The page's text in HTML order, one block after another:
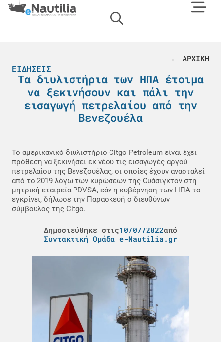
← ΑΡΧΙΚΗ
ΕΙΔΉΣΕΙΣ
Τα διυλιστήρια των ΗΠΑ έτοιμα
να ξεκινήσουν και πάλι την
εισαγωγή πετρελαίου από την
Βενεζουέλα
Το αμερικανικό διυλιστήριο Citgo Petroleum είναι έχει
πρόθεση να ξεκινήσει εκ νέου τις εισαγωγές αργού
πετρελαίου της Βενεζουέλας, οι οποίες έχουν ανασταλεί
από το 2019 λόγω των κυρώσεων της Ουάσιγκτον στη
μητρική εταιρεία PDVSA, εάν η κυβέρνηση των ΗΠΑ το
εγκρίνει, δήλωσε την Παρασκευή ο διευθύνων
σύμβουλος της Citgo.
Δημοσιεύθηκε στις10/07/2022από
Συντακτική Ομάδα e-Nautilia.gr